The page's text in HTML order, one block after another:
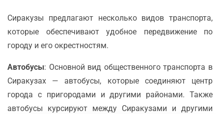
Сиракузы предлагают несколько видов транспорта,
которые обеспечивают удобное передвижение по
городу и его окрестностям.
Автобусы: Основной вид общественного транспорта в
Сиракузах — автобусы, которые соединяют центр
города с пригородами и другими районами. Также
автобусы курсируют между Сиракузами и другими